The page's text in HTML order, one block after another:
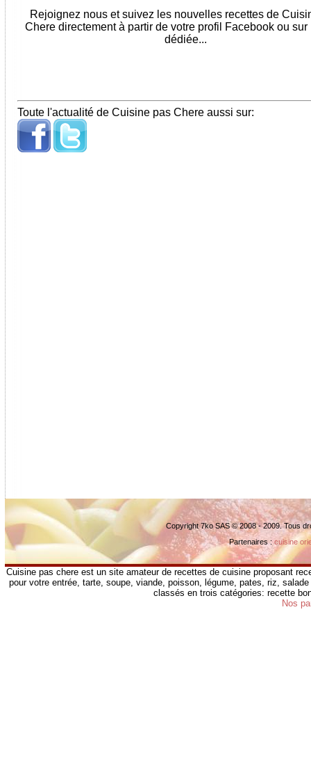
Rejoignez nous et suivez les nouvelles recettes de
Chere directement à partir de votre profil Facebook ou sur
dédiée...
Toute l'actualité de Cuisine pas Chere aussi sur:
Copyright 7ko SAS © 2008 - 2009. Tous
Partenaires :cuisine
Cuisine pas chere est un site amateur de recettes de cuisine proposant
pour votre entrée, tarte, soupe, viande, poisson, légume, pates, riz,
classés en trois catégories: recette
Nos